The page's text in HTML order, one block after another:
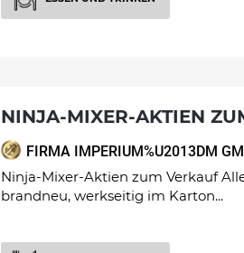
NINJA-MIXER-AKTIEN
FIRMA IMPERIUM%U2013DM
Ninja-Mixer-Aktien zum Verkauf
brandneu, werkseitig im Karton...